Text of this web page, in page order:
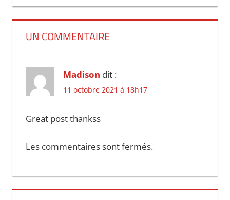
UN COMMENTAIRE
Madison dit :
11 octobre 2021 à 18h17
Great post thankss
Les commentaires sont fermés.